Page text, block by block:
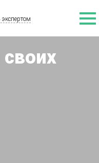
экспертом